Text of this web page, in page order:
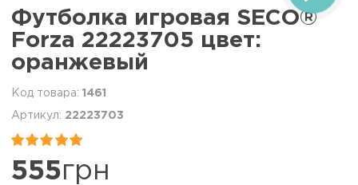
Футболка игровая SECO®
Forza 22223705 цвет:
оранжевый
1461
22223703


555грн